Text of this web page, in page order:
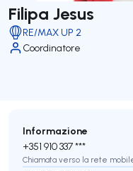
Filipa Jesus
RE/MAX UP 2
Coordinatore
Informazione
+351 910 337 ***
Chiamata verso la rete